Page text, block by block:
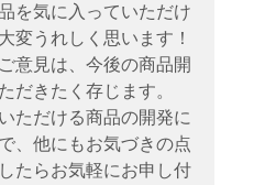
を気に入っていただけ
変うれしく思います！
意見は、今後の商品開
だきたく存じます。
ただける商品の開発に
、他にもお気づきの点
たらお気軽にお申し付